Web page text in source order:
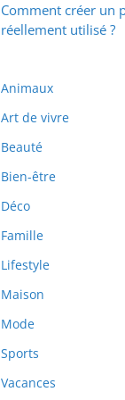
Comment créer un
réellement utilisé ?
Animaux
Art de vivre
Beauté
Bien-être
Déco
Famille
Lifestyle
Maison
Mode
Sports
Vacances